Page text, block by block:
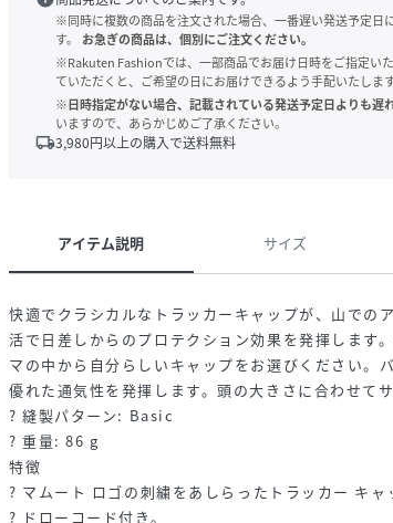
※同時に複数の商品を注文された場合、一番遅い発送予定日
す。
お急ぎの商品は、個別にご注文ください。
※Rakuten Fashionでは、一部商品でお届け日時をご指定い
ていただくと、ご希望の日にお届けできるよう手配いたします
※日時指定がない場合、記載されている発送予定日よりも遅
いますので、あらかじめご了承ください。
local_shipping3,980円以上の購入で送料無料
アイテム説明 サイズ
快適でクラシカルなトラッカーキャップが、山での
活で日差しからのプロテクション効果を発揮します
マの中から自分らしいキャップをお選びください。
優れた通気性を発揮します。頭の大きさに合わせて
? 縫製パターン: Basic
? 重量: 86 g
特徴
? マムート ロゴの刺繍をあしらったトラッカー キャ
? ドローコード付き。